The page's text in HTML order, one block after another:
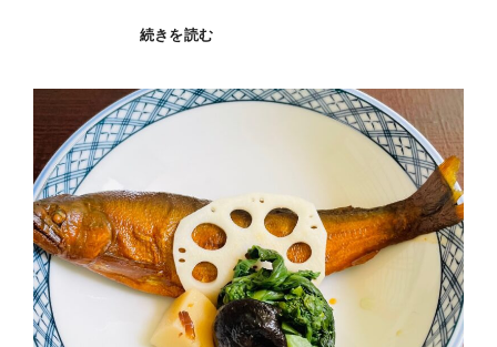
続きを読む６
日
１
日
目
（大
阪
府、
食